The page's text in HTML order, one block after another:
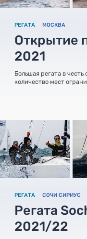
РЕГАТА МОСКВА
Открытие
2021
Большая регата в
количество мест
РЕГАТА СОЧИ СИРИУС
Регата
2021/22